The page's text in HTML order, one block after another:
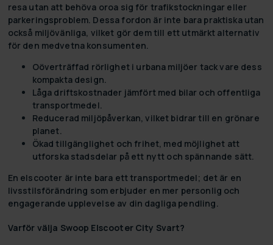
resa utan att behöva oroa sig för trafikstockningar eller
parkeringsproblem. Dessa fordon är inte bara praktiska utan
också miljövänliga, vilket gör dem till ett utmärkt alternativ
för den medvetna konsumenten.
Oöverträffad rörlighet i urbana miljöer tack vare dess
kompakta design.
Låga driftskostnader jämfört med bilar och offentliga
transportmedel.
Reducerad miljöpåverkan, vilket bidrar till en grönare
planet.
Ökad tillgänglighet och frihet, med möjlighet att
utforska stadsdelar på ett nytt och spännande sätt.
En elscooter är inte bara ett transportmedel; det är en
livsstilsförändring som erbjuder en mer personlig och
engagerande upplevelse av din dagliga pendling.
Varför välja Swoop Elscooter City Svart?